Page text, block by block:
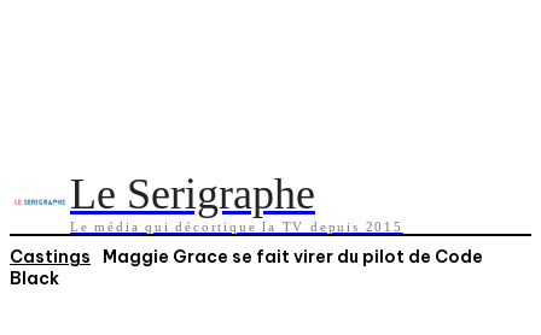
Le Serigraphe
Le média qui décortique la TV depuis 2015
Castings
Maggie Grace se fait virer du pilot de Code
Black